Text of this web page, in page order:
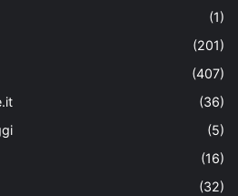
(1)
(201)
(407)
(36)
(5)
(16)
(32)